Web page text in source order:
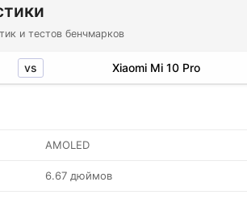
и тестов бенчмарков
vs Xiaomi Mi 10 Pro
AMOLED
6.67 дюймов